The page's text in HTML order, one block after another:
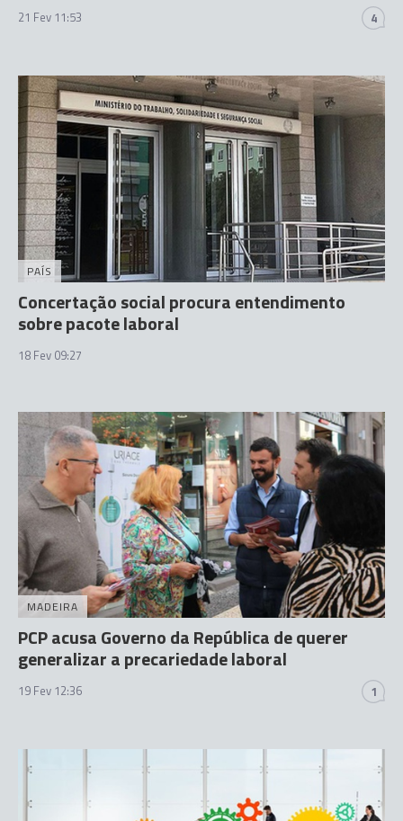
21 Fev 11:53 4
PAÍS
Concertação social procura entendimento
sobre pacote laboral
18 Fev 09:27
MADEIRA
PCP acusa Governo da República de querer
generalizar a precariedade laboral
19 Fev 12:36 1